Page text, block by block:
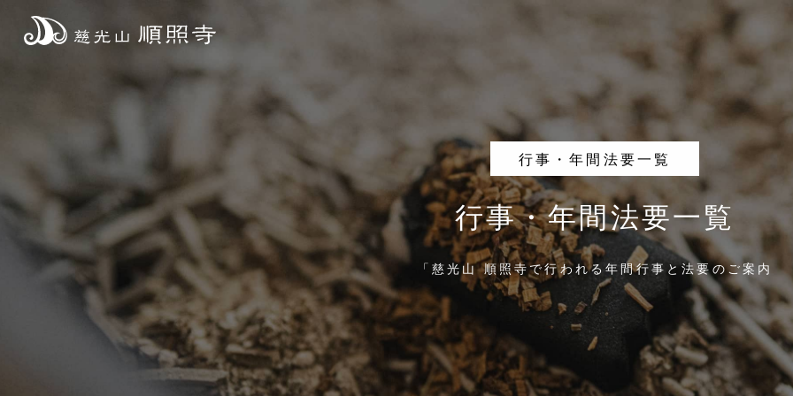
行事・年間法要一覧
行事・年間法要一覧
「慈光山 順照寺で行われる年間行事と法要のご案内